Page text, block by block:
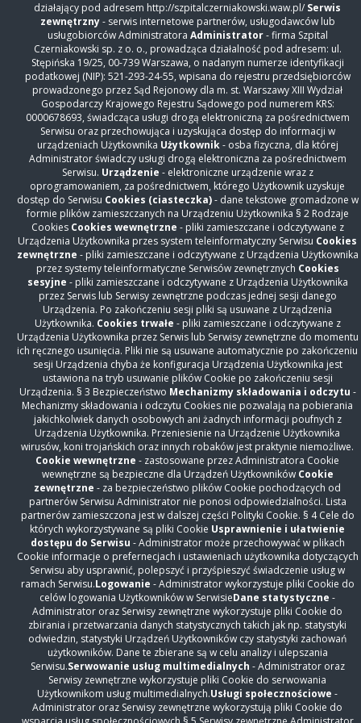
KONTAKT
Szpital Czerniakowski sp. z o. o.
ul. Stępińska 19/25
00-739 Warszawa
Centrala+48 22 31 86 000
Rejestracja Oddziały+48 22 31 86 306
Rejestracja Przychodnia+48 22 15 01 860
Warszawskie Centrum Kompleksowego Leczenia
Otyłości i Chirurgii Bariatrycznej
Rejestracja+48 514 869 490
otylosc@szpitalczerniakowski.waw.pl
Nasz szpital
Oddziały
Przychodnia
Świadczenia odpłatne
Diagnostyka
Szybka terapia onkologiczna
Z życia szpitala
Z życia lekarza
Opinie i podziękowania pacjentów
Galeria
Inwestycje
Współpraca
Praca i konkursy ofert
Dla mediów
Fundusze unijne
RODO
Cyberbezpieczeństwo
Zamówienia Publiczne
Sprzedaż
działający pod adresem http://szpitalczerniakowski.waw.pl/ Serwis
zewnętrzny- serwis internetowe partnerów, usługodawców lub
usługobiorców Administratora Administrator- firma Szpital
Czerniakowski sp. z o. o., prowadząca działalność pod adresem: ul.
Stępińska 19/25, 00-739 Warszawa, o nadanym numerze identyfikacji
podatkowej (NIP): 521-293-24-55, wpisana do rejestru przedsiębiorców
prowadzonego przez Sąd Rejonowy dla m. st. Warszawy XIII Wydział
Gospodarczy Krajowego Rejestru Sądowego pod numerem KRS:
0000678693, świadcząca usługi drogą elektroniczną za pośrednictwem
Serwisu oraz przechowująca i uzyskująca dostęp do informacji w
urządzeniach Użytkownika Użytkownik- osba fizyczna, dla której
Administrator świadczy usługi drogą elektroniczna za pośrednictwem
Serwisu. Urządzenie - elektroniczne urządzenie wraz z
oprogramowaniem, za pośrednictwem, którego Użytkownik uzyskuje
dostęp do Serwisu Cookies (ciasteczka)- dane tekstowe gromadzone w
formie plików zamieszczanych na Urządzeniu Użytkownika § 2 Rodzaje
Cookies Cookies wewnętrzne - pliki zamieszczane i odczytywane z
Urządzenia Użytkownika przes system teleinformatyczny Serwisu Cookies
zewnętrzne - pliki zamieszczane i odczytywane z Urządzenia Użytkownika
przez systemy teleinformatyczne Serwisów zewnętrznych Cookies
sesyjne - pliki zamieszczane i odczytywane z Urządzenia Użytkownika
przez Serwis lub Serwisy zewnętrzne podczas jednej sesji danego
Urządzenia. Po zakończeniu sesji pliki są usuwane z Urządzenia
Użytkownika. Cookies trwałe - pliki zamieszczane i odczytywane z
Urządzenia Użytkownika przez Serwis lub Serwisy zewnętrzne do momentu
ich ręcznego usunięcia. Pliki nie są usuwane automatycznie po zakończeniu
sesji Urządzenia chyba że konfiguracja Urządzenia Użytkownika jest
ustawiona na tryb usuwanie plików Cookie po zakończeniu sesji
Urządzenia. § 3 Bezpieczeństwo Mechanizmy składowania i odczytu -
Mechanizmy składowania i odczytu Cookies nie pozwalają na pobierania
jakichkolwiek danych osobowych ani żadnych informacji poufnych z
Urządzenia Użytkownika. Przeniesienie na Urządzenie Użytkownika
wirusów, koni trojańskich oraz innych robaków jest praktynie niemożliwe.
Cookie wewnętrzne - zastosowane przez Administratora Cookie
wewnętrzne są bezpieczne dla Urządzeń Użytkowników Cookie
zewnętrzne - za bezpieczeństwo plików Cookie pochodzących od
partnerów Serwisu Administrator nie ponosi odpowiedzialności. Lista
partnerów zamieszczona jest w dalszej części Polityki Cookie. § 4 Cele do
których wykorzystywane są pliki Cookie Usprawnienie i ułatwienie
dostępu do Serwisu - Administrator może przechowywać w plikach
Cookie informacje o prefernecjach i ustawieniach użytkownika dotyczących
Serwisu aby usprawnić, polepszyć i przyśpieszyć świadczenie usług w
ramach Serwisu.Logowanie - Administrator wykorzystuje pliki Cookie do
celów logowania Użytkowników w SerwisieDane statystyczne -
Administrator oraz Serwisy zewnętrzne wykorzystuje pliki Cookie do
zbirania i przetwarzania danych statystycznych takich jak np. statystyki
odwiedzin, statystyki Urządzeń Użytkowników czy statystyki zachowań
użytkowników. Dane te zbierane są w celu analizy i ulepszania
Serwisu.Serwowanie usług multimedialnych - Administrator oraz
Serwisy zewnętrzne wykorzystuje pliki Cookie do serwowania
Użytkownikom usług multimedialnych.Usługi społecznościowe -
Administrator oraz Serwisy zewnętrzne wykorzystują pliki Cookie do